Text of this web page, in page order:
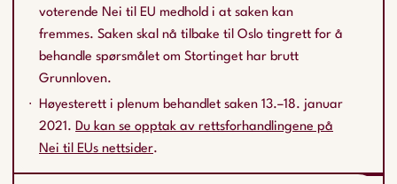
voterende Nei til EU medhold i at saken kan
fremmes. Saken skal nå tilbake til Oslo tingrett for å
behandle spørsmålet om Stortinget har brutt
Grunnloven.
Høyesterett i plenum behandlet saken 13.–18. januar
2021. Du kan se opptak av rettsforhandlingene på
Nei til EUs nettsider.